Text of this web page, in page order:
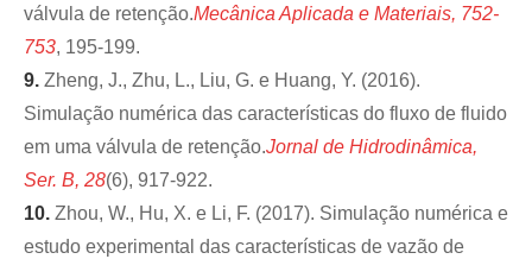
válvula de retenção.Mecânica Aplicada e Materiais, 752-
753, 195-199.
9. Zheng, J., Zhu, L., Liu, G. e Huang, Y. (2016).
Simulação numérica das características do fluxo de fluido
em uma válvula de retenção.Jornal de Hidrodinâmica,
Ser. B, 28(6), 917-922.
10. Zhou, W., Hu, X. e Li, F. (2017). Simulação numérica e
estudo experimental das características de vazão de